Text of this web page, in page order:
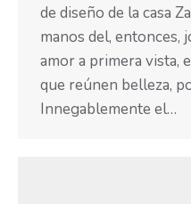
de diseño de la casa
manos del, entonces,
amor a primera vista,
que reúnen belleza,
Innegablemente el…